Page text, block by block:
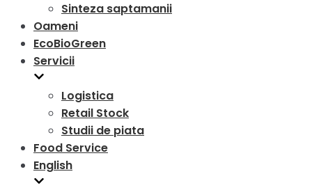
Sinteza saptamanii
Oameni
EcoBioGreen
Servicii
Logistica
Retail Stock
Studii de piata
Food Service
English